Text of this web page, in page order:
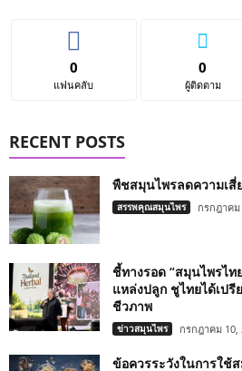
0
แฟนคลับ
0
ผู้ติดตาม
RECENT POSTS
พืชสมุนไพรลดความเสี่
สรรพคุณสมุนไพร กรกฎาคม
ชี้ทางรอด “สมุนไพรไท
แหล่งปลูก ชูไทยได้เป
ชีวภาพ
ข่าวสมุนไพร กรกฎาคม 10,
ข้อควรระวังในการใช้